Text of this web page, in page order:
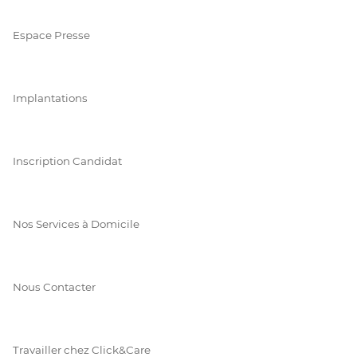
Espace Presse
Implantations
Inscription Candidat
Nos Services à Domicile
Nous Contacter
Travailler chez Click&Care